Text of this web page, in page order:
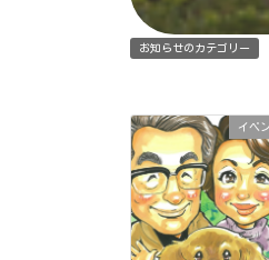
お知らせのカテゴリー
イベ